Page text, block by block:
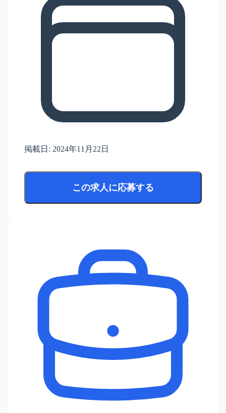
掲載日: 2024年11月22日
この求人に応募する